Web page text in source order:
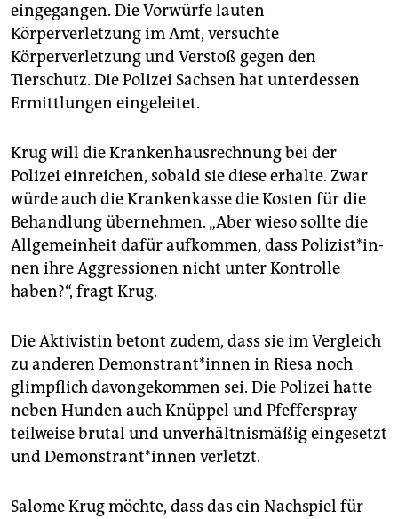
eingegangen. Die Vorwürfe lauten
Körperverletzung im Amt, versuchte
Körperverletzung und Verstoß gegen den
Tierschutz. Die Polizei Sachsen hat unterdessen
Ermittlungen eingeleitet.
Krug will die Krankenhausrechnung bei der
Polizei einreichen, sobald sie diese erhalte. Zwar
würde auch die Krankenkasse die Kosten für die
Behandlung übernehmen. „Aber wieso sollte die
Allgemeinheit dafür aufkommen, dass Po­li­zis­t*in­
nen ihre Aggressionen nicht unter Kontrolle
haben?“, fragt Krug.
Die Aktivistin betont zudem, dass sie im Vergleich
zu anderen De­mons­tran­t*in­nen in Riesa noch
glimpflich davongekommen sei. Die Polizei hatte
neben Hunden auch Knüppel und Pfefferspray
teilweise brutal und unverhältnismäßig eingesetzt
und De­mons­tran­t*in­nen verletzt.
Salome Krug möchte, dass das ein Nachspiel für